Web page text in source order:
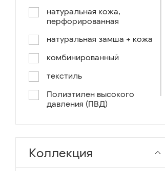
синий/черный
коричневый /ручное окраш.-
натуральная кожа,
перфорированная
натуральная замша + кожа
комбинированный
текстиль
Полиэтилен высокого
давления (ПВД)
нейлон+ткань
Коллекция